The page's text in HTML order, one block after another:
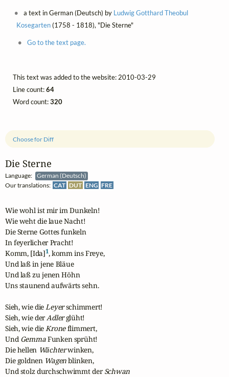
Die Sterne
Language:
German (Deutsch)
Our translations: CAT DUT ENG FRE
Choose for Diff
Wie wohl ist mir im Dunkeln!
Wie weht die laue Nacht!
Die Sterne Gottes funkeln
In feyerlicher Pracht!
Komm, [Ida]1, komm ins Freye,
Und laß in jene Bläue
Und laß zu jenen Höhn
Uns staunend aufwärts sehn.
Sieh, wie die Leyer schimmert!
Sieh, wie der Adler glüht!
Sieh, wie die Krone flimmert,
Und Gemma Funken sprüht!
Die hellen Wächter winken,
Die goldnen Wagen blinken,
Und stolz durchschwimmt der Schwan
a text in German (Deutsch) by Ludwig Gotthard Theobul
Kosegarten(1758 - 1818), "Die Sterne"
Go to the text page.
This text was added to the website: 2010-03-29
Line count:64
Word count:320